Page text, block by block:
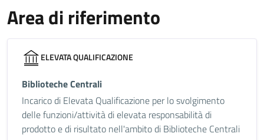
Area di riferimento
ELEVATA QUALIFICAZIONE
Biblioteche Centrali
Incarico di Elevata Qualificazione per lo svolgimento
delle funzioni/attività di elevata responsabilità di
prodotto e di risultato nell'ambito di Biblioteche Centrali